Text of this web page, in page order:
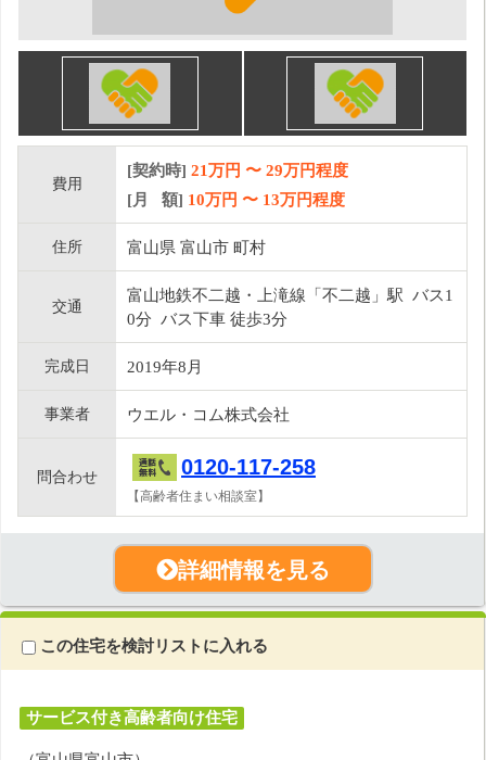
費用
[契約時] 21万円 〜 29万円程度
[月 額] 10万円 〜 13万円程度
住所 富山県 富山市 町村
交通
富山地鉄不二越・上滝線「不二越」駅 バス1
0分 バス下車 徒歩3分
完成日 2019年8月
事業者 ウエル・コム株式会社
問合わせ 0120-117-258
【高齢者住まい相談室】
詳細情報を見る
この住宅を検討リストに入れる
サービス付き高齢者向け住宅